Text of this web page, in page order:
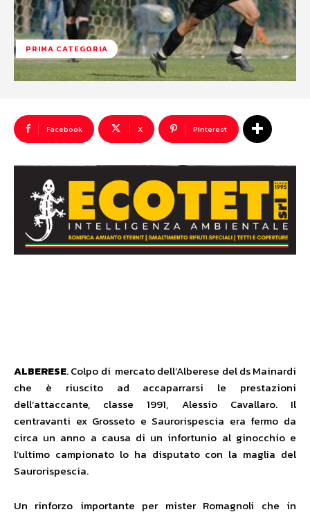
PRIMA CATEGORIA
Facebook X Pinterest
ALBERESE. Colpo di mercato dell’Alberese del ds Mainardi
che è riuscito ad accaparrarsi le prestazioni
dell’attaccante, classe 1991, Alessio Cavallaro. Il
centravanti ex Grosseto e Saurorispescia era fermo da
circa un anno a causa di un infortunio al ginocchio e
l’ultimo campionato lo ha disputato con la maglia del
Saurorispescia.
Un rinforzo importante per mister Romagnoli che in